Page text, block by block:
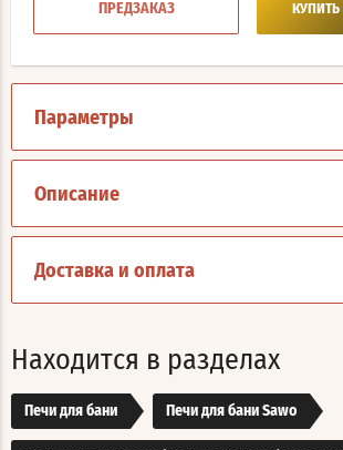
ПРЕДЗАКАЗ
Параметры
Описание
Доставка и оплата
Находится в разделах
Печи для бани Печи для бани Sawo